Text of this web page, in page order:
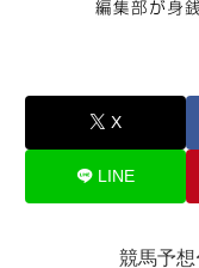
X
LINE
競馬予